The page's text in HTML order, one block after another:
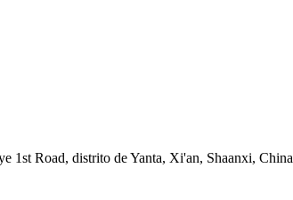
1st Road, distrito de Yanta, Xi'an, Shaanxi, China